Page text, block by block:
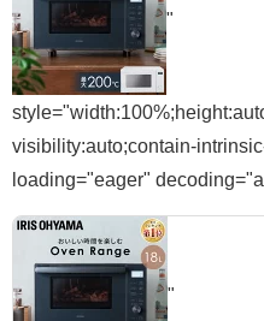
"
visibility:auto;contain-
loading="eager"
"